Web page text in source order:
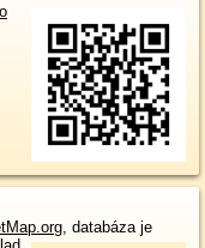
, databáza je